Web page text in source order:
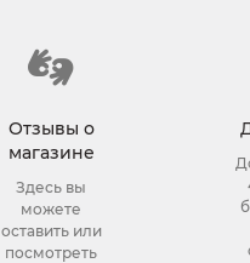
Отзывы о
магазине
Здесь вы
можете
оставить или
посмотреть